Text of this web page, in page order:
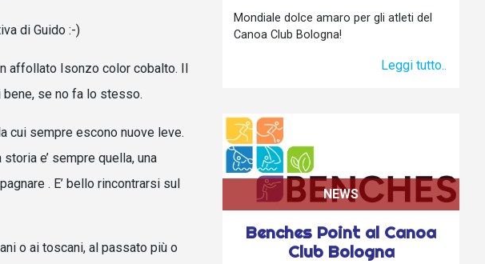
di Guido :-)
affollato Isonzo color cobalto. Il
se no fa lo stesso.
cui sempre escono nuove leve.
e’ sempre quella, una
. E’ bello rincontrarsi sul
o ai toscani, al passato più o
Mondiale dolce amaro per gli atleti del
Canoa Club Bologna!
Leggi tutto..
Benches Point al Canoa
Club Bologna
NEWS